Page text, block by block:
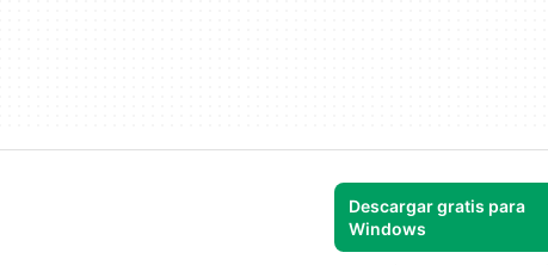
Descargar gratis para
Windows